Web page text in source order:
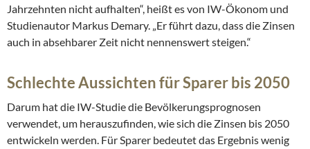
Jahrzehnten nicht aufhalten“, heißt es von IW-Ökonom und
Studienautor Markus Demary. „Er führt dazu, dass die Zinsen
auch in absehbarer Zeit nicht nennenswert steigen.“
Schlechte Aussichten für Sparer bis 2050
Darum hat die IW-Studie die Bevölkerungsprognosen
verwendet, um herauszufinden, wie sich die Zinsen bis 2050
entwickeln werden. Für Sparer bedeutet das Ergebnis wenig